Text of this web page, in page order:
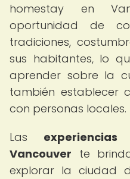
homestay en
oportunidad de
tradiciones,
sus habitantes, lo
aprender sobre la
también establecer
con personas locales.
Las
Vancouver te
explorar la ciudad